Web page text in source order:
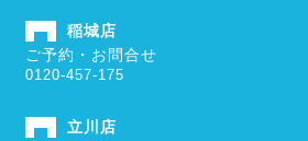
稲城店
ご予約・お問合せ
0120-457-175
立川店